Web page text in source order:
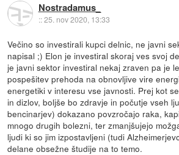
Nostradamus_
::25. nov 2020, 13:33
Večino so investirali kupci delnic, ne javni
napisal ;) Elon je investiral skoraj ves svoj
je javni sektor investiral nekaj zraven pa je
pospešitev prehoda na obnovljive vire
energetiki v interesu vse javnosti. Prej kot
in dizlov, boljše bo zdravje in počutje vseh
bencinarjev) dokazano povzročajo raka,
mnogo drugih bolezni, ter zmanjšujejo
ljudi ki so jim izpostavljeni (tudi
delane obsežne študije na to temo.